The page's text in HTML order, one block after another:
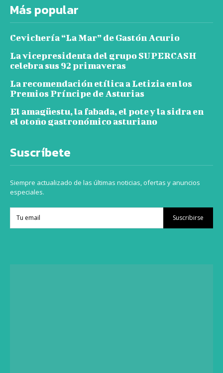
Más popular
Cevichería “La Mar” de Gastón Acurio
La vicepresidenta del grupo SUPERCASH
celebra sus 92 primaveras
La recomendación etílica a Letizia en los
Premios Príncipe de Asturias
El amagüestu, la fabada, el pote y la sidra en
el otoño gastronómico asturiano
Suscríbete
Siempre actualizado de las últimas noticias, ofertas y anuncios
especiales.
Suscribirse